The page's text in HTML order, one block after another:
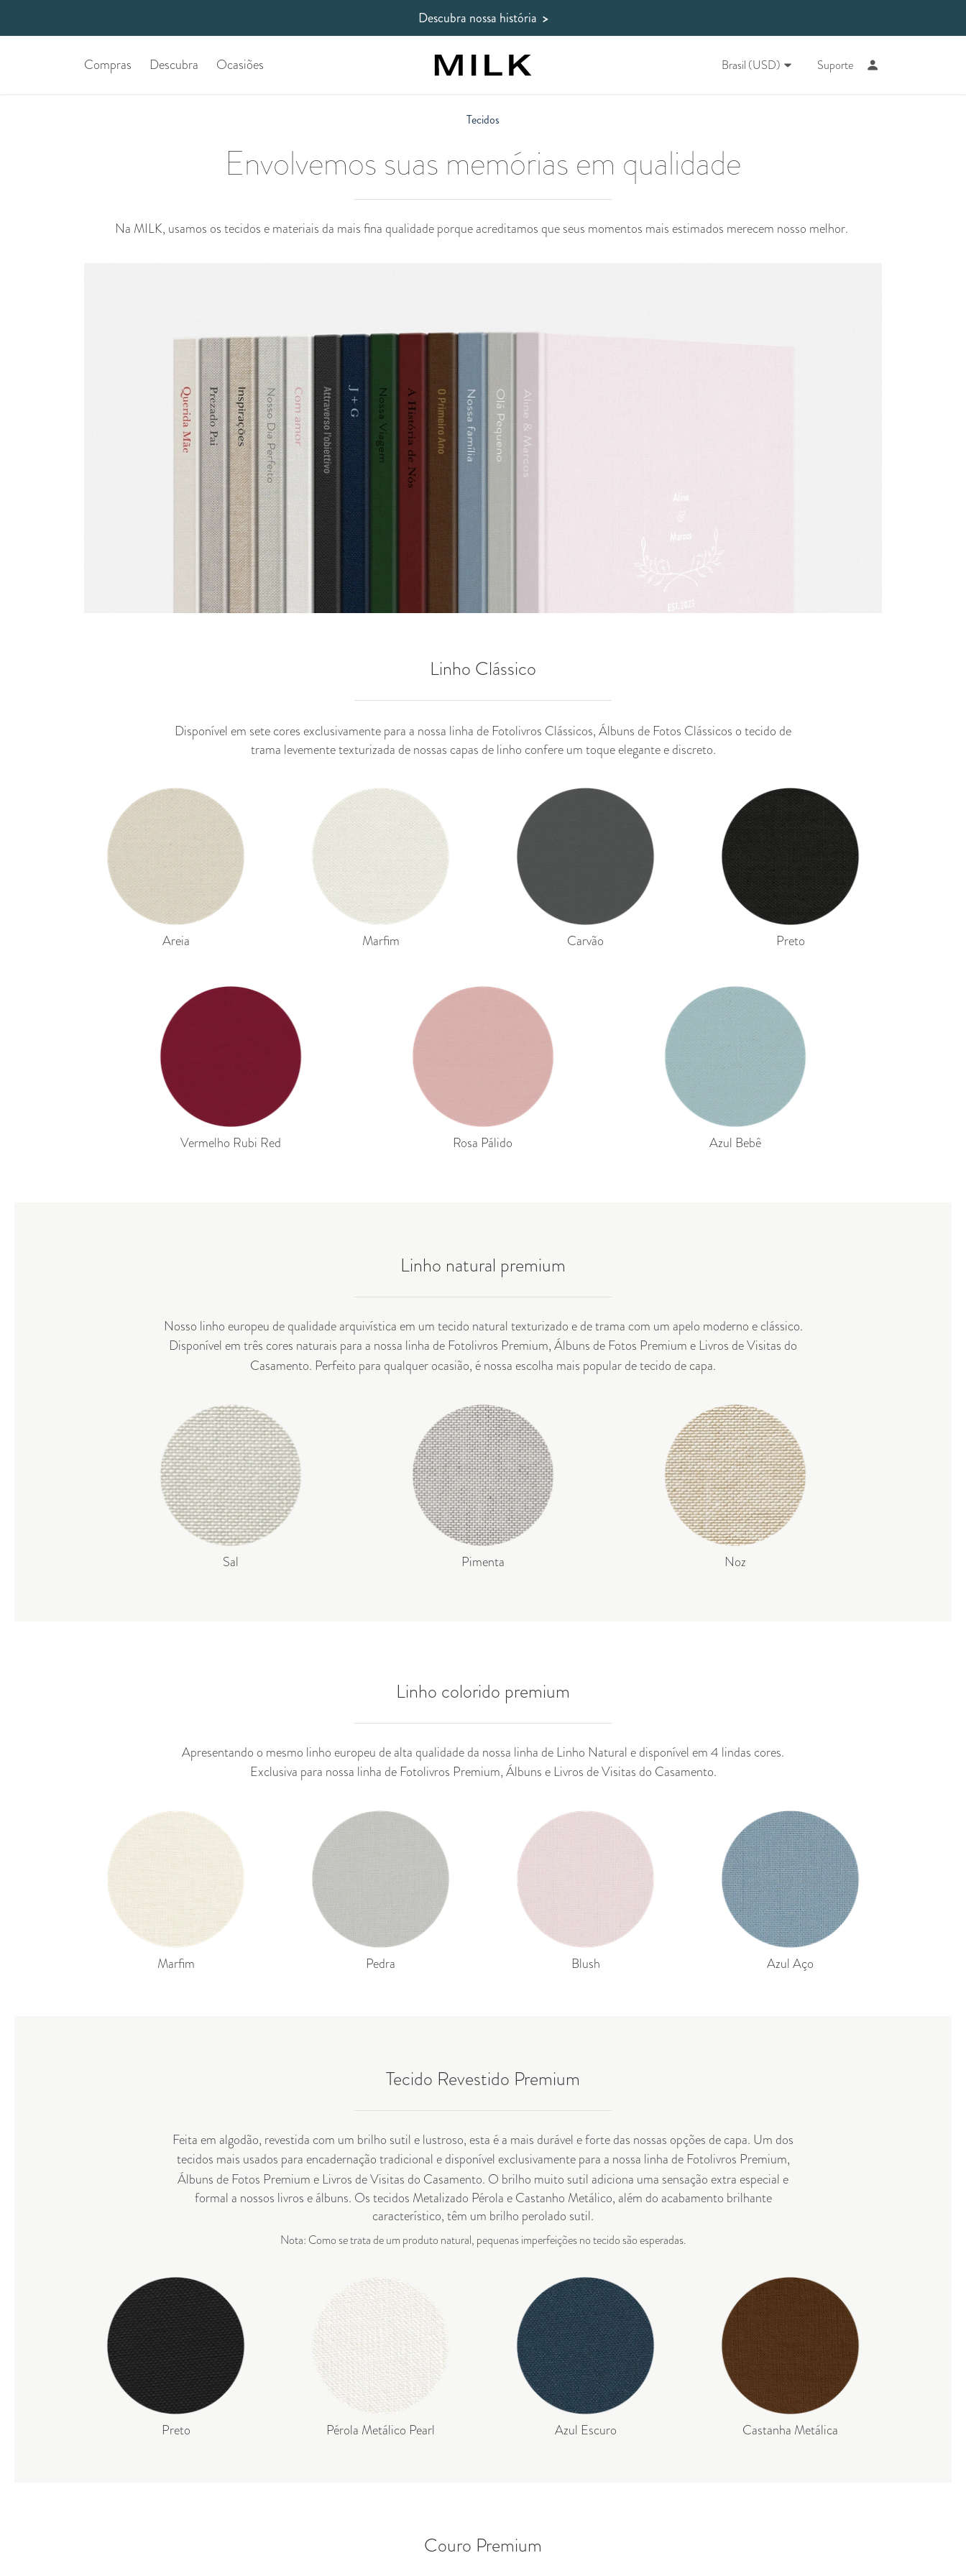
Descubra nossa história >
Compras Descubra Ocasiões Brasil (USD) Suporte
Tecidos
Envolvemos suas memórias em qualidade
Na MILK, usamos os tecidos e materiais da mais fina qualidade porque acreditamos que seus momentos mais estimados merecem nosso melhor.
Linho Clássico
Disponível em sete cores exclusivamente para a nossa linha de Fotolivros Clássicos,Álbuns de Fotos Clássicos otecido de
trama levemente texturizada de nossas capas de linho confere um toque elegante e discreto.
Areia Marfim Carvão Preto
Vermelho Rubi Red Rosa Pálido Azul Bebê
Linho natural premium
Nosso linho europeu de qualidade arquivística em um tecido natural texturizado e de trama com um apelo moderno e clássico.
Disponível em três cores naturais para a nossa linha de Fotolivros Premium,Álbuns de Fotos Premium e Livros de Visitas do
Casamento. Perfeito para qualquer ocasião, é nossa escolha mais popular de tecido de capa.
Sal Pimenta Noz
Linho colorido premium
Apresentando o mesmo linho europeu de alta qualidade da nossa linha de Linho Natural e disponível em 4 lindas cores.
Exclusiva para nossa linha de Fotolivros Premium,Álbuns e Livros de Visitas do Casamento.
Marfim Pedra Blush Azul Aço
Tecido Revestido Premium
Feita em algodão, revestida com um brilho sutil e lustroso, esta é a mais durável e forte das nossas opções de capa. Um dos
tecidos mais usados para encadernação tradicional e disponível exclusivamente para a nossa linha de Fotolivros Premium,
Álbuns de Fotos Premium e Livros de Visitas do Casamento. O brilho muito sutil adiciona uma sensação extra especial e
formal a nossos livros e álbuns. Os tecidos Metalizado Pérola e Castanho Metálico, além do acabamento brilhante
característico, têm um brilho perolado sutil.
Nota: Como se trata de um produto natural, pequenas imperfeições no tecido são esperadas.
Preto Pérola Metálico Pearl Azul Escuro Castanha Metálica
Couro Premium